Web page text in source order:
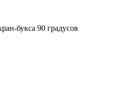
букса 90 градусов